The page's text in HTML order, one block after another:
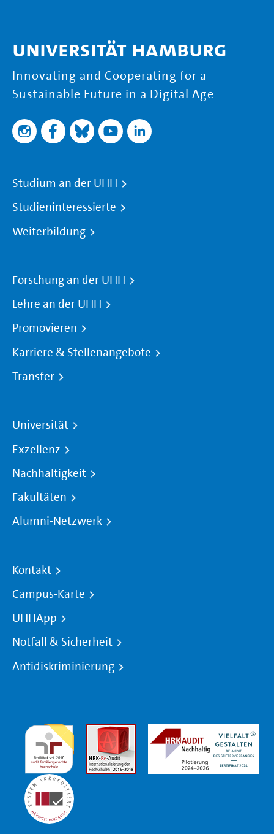
Universität Hamburg
Innovating and Cooperating for a
Sustainable Future in a Digital Age
Studium an der UHH
Studieninteressierte
Weiterbildung
Forschung an der UHH
Lehre an der UHH
Promovieren
Karriere & Stellenangebote
Transfer
Universität
Exzellenz
Nachhaltigkeit
Fakultäten
Alumni-Netzwerk
Kontakt
Campus-Karte
UHHApp
Notfall & Sicherheit
Antidiskriminierung